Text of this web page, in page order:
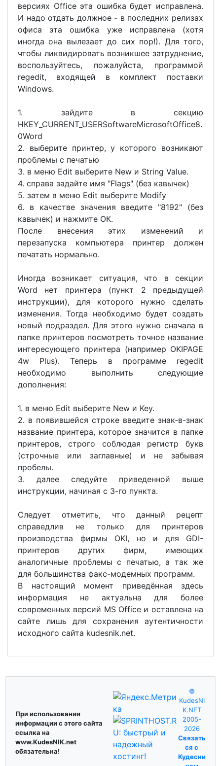
версиях Office эта ошибка будет исправлена.
И надо отдать должное - в последних релизах
офиса эта ошибка уже исправлена (хотя
иногда она вылезает до сих пор!). Для того,
чтобы ликвидировать возникшее затруднение,
воспользуйтесь, пожалуйста, программой
regedit, входящей в комплект поставки
Windows.
1. зайдите в секцию
HKEY_CURRENT_USERSoftwareMicrosoftOffice8.
0Word
2. выберите принтер, у которого возникают
проблемы с печатью
3. в меню Edit выберите New и String Value.
4. справа задайте имя "Flags" (без кавычек)
5. затем в меню Edit выберите Modify
6. в качестве значения введите "8192" (без
кавычек) и нажмите ОК.
После внесения этих изменений и
перезапуска компьютера принтер должен
печатать нормально.
Иногда возникает ситуация, что в секции
Word нет принтера (пункт 2 предыдущей
инструкции), для которого нужно сделать
изменения. Тогда необходимо будет создать
новый подраздел. Для этого нужно сначала в
папке принтеров посмотреть точное название
интересующего принтера (например OKIPAGE
4w Plus). Теперь в программе regedit
необходимо выполнить следующие
дополнения:
1. в меню Edit выберите New и Key.
2. в появившейся строке введите знак-в-знак
название принтера, которое значится в папке
принтеров, строго соблюдая регистр букв
(строчные или заглавные) и не забывая
пробелы.
3. далее следуйте приведенной выше
инструкции, начиная с 3-го пункта.
Следует отметить, что данный рецепт
справедлив не только для принтеров
производства фирмы OKI, но и для GDI-
принтеров других фирм, имеющих
аналогичные проблемы с печатью, а так же
для большинства факс-модемных программ.
В настоящий момент приведённая здесь
информация не актуальна для более
современных версий MS Office и оставлена на
сайте лишь для сохранения аутентичности
исходного сайта kudesnik.net.
При использовании
информации с этого сайта
ссылка на
www.KudesNIK.net
обязательна!
©
KudesNI
K.NET
2005-
2026
Связать
ся с
Кудесни